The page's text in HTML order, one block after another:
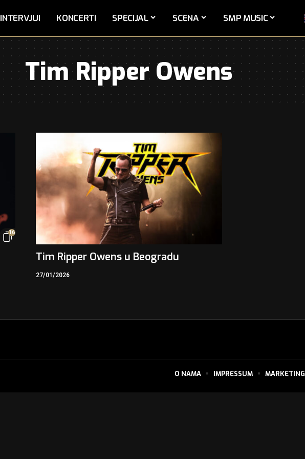
INTERVJUI KONCERTI SPECIJAL SCENA SMP MUSIC
Tim Ripper Owens
16
Tim Ripper Owens u Beogradu
27/01/2026
O NAMA IMPRESSUM MARKETING